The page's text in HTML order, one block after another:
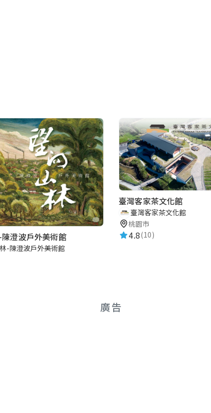
澄波戶外美術館
-陳澄波戶外美術館
臺灣客家茶文化館
臺灣客家茶文化館
桃園市
4.8(10)
廣告